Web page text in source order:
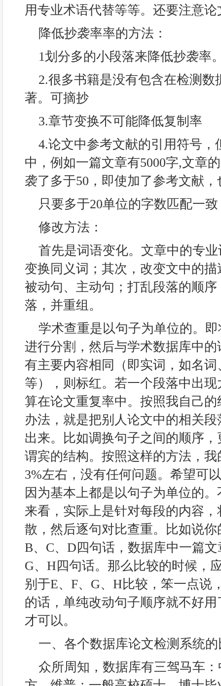
用专业术语代替等等。还要注意论
降低抄袭率率的方法：
1划分多的小段落来降低抄袭率
2.很多书籍是没有包含在检测数
著。可摘抄
3.章节变换不可能降低复制率
4.论文中参考文献的引用符号，
中，例如一篇文章有5000字,文章
袭了多于50，即使加了参考文献
只要多于20单位的字数匹配一
修改方法：
首先是词语变化。文章中的专
变换同义词；其次，改变文中的
被动句、主动句；打乱段落的顺
落，并重组。
学术查重是以句子为单位的。
进行分割，然后与学术数据库中
有主要内容相同（即实词，如名
等），则标红。若一个段落中出
算在论文重复率中。按照我自己
办法，就是把别人论文中的相关
出来。比如调换句子之间的顺序
谓宾的结构。按照这样的方法，
3%左右，没有任何问题。希望可
因为基本上都是以句子为单位的
来看，实际上是针对每段的内容
散，然后逐句对比查重。比如说
B、C、D四句话，数据库中一篇
G、H四句话。那么比较的时候，
别于E、F、G、H比较，笨一点说
的话，单纯改动句子顺序就不好
才可以。
一、各个数据库论文检测系统
众所周知，数据库有三驾马车